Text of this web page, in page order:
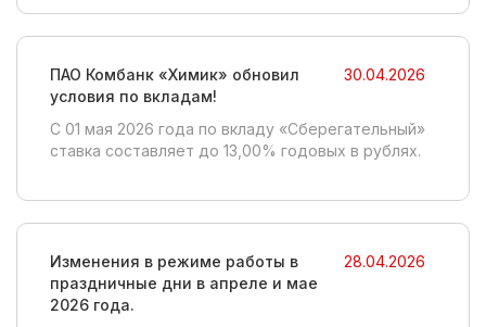
ПАО Комбанк «Химик» обновил
условия по вкладам!
30.04.2026
C 01 мая 2026 года по вкладу «Сберегательный»
ставка составляет до 13,00% годовых в рублях.
Изменения в режиме работы в
праздничные дни в апреле и мае
2026 года.
28.04.2026